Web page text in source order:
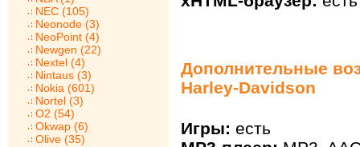
NEC (105)
Neonode (3)
NeoPoint (4)
Newgen (22)
Nextel (4)
Nintaus (3)
Nokia (601)
Nortel (3)
O2 (54)
Okwap (6)
Olive (35)
Дополнительные
Harley-Davidson
Игры: есть